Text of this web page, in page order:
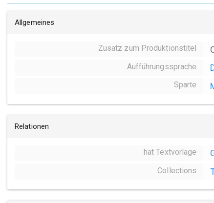
Allgemeines
Zusatz zum Produktionstitel
Aufführungssprache
Sparte
Relationen
hat Textvorlage
Collections